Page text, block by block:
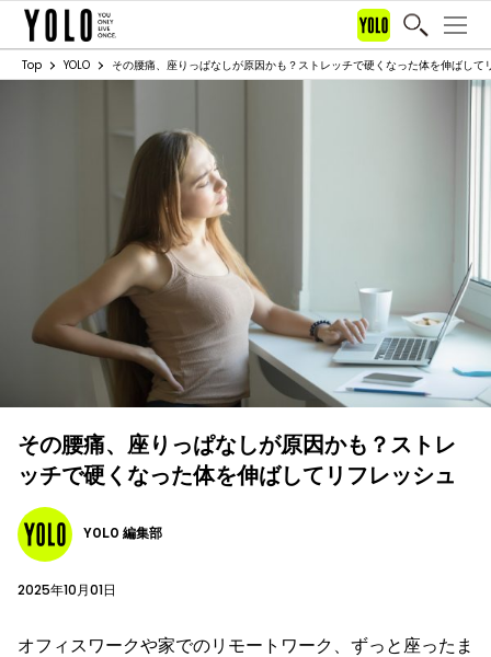
Top YOLO その腰痛、座りっぱなしが原因かも？ストレッチで硬くなった体を伸ばして
その腰痛、座りっぱなしが原因かも？ストレ
ッチで硬くなった体を伸ばしてリフレッシュ
YOLO 編集部
2025年10月01日
オフィスワークや家でのリモートワーク、ずっと座ったま